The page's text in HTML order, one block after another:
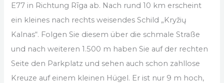
E77 in Richtung Rīga ab. Nach rund 10 km erscheint
ein kleines nach rechts weisendes Schild „Kryžių
Kalnas“. Folgen Sie diesem über die schmale Straße
und nach weiteren 1.500 m haben Sie auf der rechten
Seite den Parkplatz und sehen auch schon zahllose
Kreuze auf einem kleinen Hügel. Er ist nur 9 m hoch,